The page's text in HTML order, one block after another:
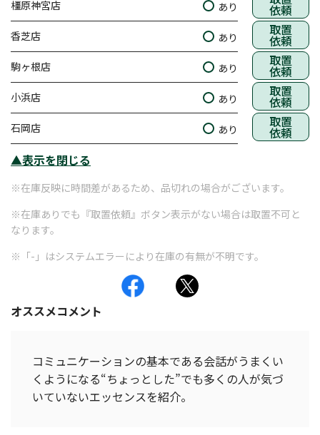
橿原神宮店 あり 依頼
香芝店 あり 取置
依頼
駒ヶ根店 あり 取置
依頼
小浜店 あり 取置
依頼
石岡店 あり 取置
依頼
▲表示を閉じる
※在庫反映に時間差があるため、品切れの場合がございます。
※在庫ありでも『取置依頼』ボタン表示がない場合は取置不可と
なります。
※「-」はシステムエラーにより在庫の有無が不明です。
オススメコメント
コミュニケーションの基本である会話がうまくい
くようになる“ちょっとした”でも多くの人が気づ
いていないエッセンスを紹介。